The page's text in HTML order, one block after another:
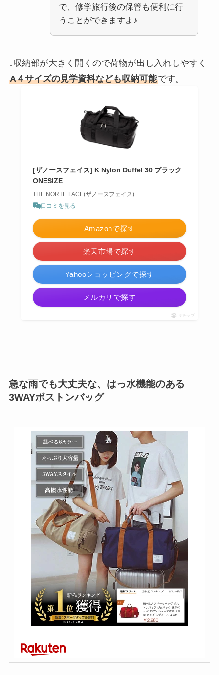
で、修学旅行後の保管も便利に行
うことができますよ♪
↓収納部が大きく開くので荷物が出し入れしやすく
A４サイズの見学資料なども収納可能です。
[ザノースフェイス] K Nylon Duffel 30 ブラック
ONESIZE
THE NORTH FACE(ザノースフェイス)
口コミを見る
Amazonで探す
楽天市場で探す
Yahooショッピングで探す
メルカリで探す
ポチップ
急な雨でも大丈夫な、はっ水機能のある
3WAYボストンバッグ